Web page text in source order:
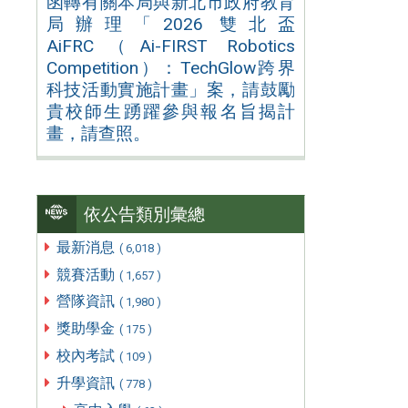
局辦理「2026 雙北盃
AiFRC（Ai-FIRST Robotics
Competition）：TechGlow跨界
科技活動實施計畫」案，請鼓勵
貴校師生踴躍參與報名旨揭計
畫，請查照。
依公告類別彙總
最新消息 ( 6,018 )
競賽活動 ( 1,657 )
營隊資訊 ( 1,980 )
獎助學金 ( 175 )
校內考試 ( 109 )
升學資訊 ( 778 )